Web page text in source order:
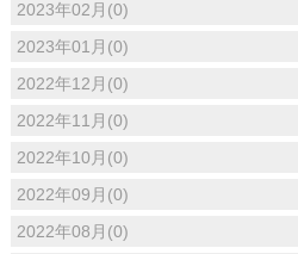
2023年02月(0)
2023年01月(0)
2022年12月(0)
2022年11月(0)
2022年10月(0)
2022年09月(0)
2022年08月(0)